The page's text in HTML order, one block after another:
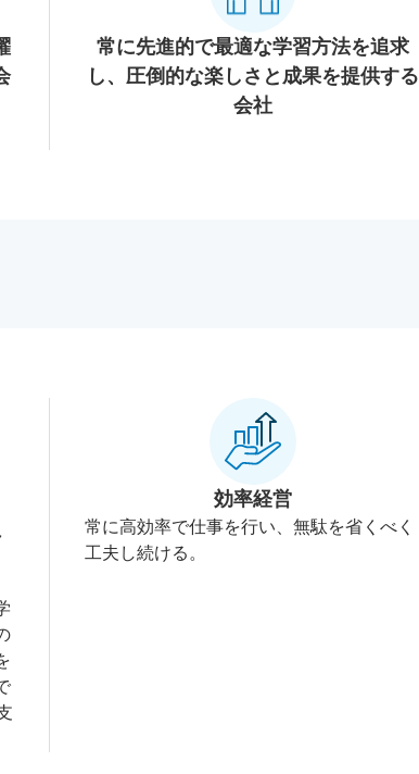
常に先進的で最適な学習方法を追求
し、圧倒的な楽しさと成果を提供する
会社
効率経営
常に高効率で仕事を行い、無駄を省くべく
工夫し続ける。